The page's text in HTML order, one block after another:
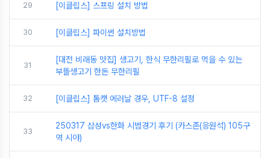
29 [이클립스] 스프링 설치 방법
30 [이클립스] 파이썬 설치방법
31
[대전 비래동 맛집] 생고기, 한식 무한리필로 먹을 수 있는
부뜰생고기 한돈 무한리필
32 [이클립스] 톰캣 에러날 경우, UTF-8 설정
33
250317 삼성vs한화 시범경기 후기 (카스존(응원석) 105구
역 시야)